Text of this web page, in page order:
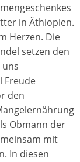
in Äthiopien.
Herzen. Die
setzen den
uns
Freude
den
Obmann der
mit
In diesen